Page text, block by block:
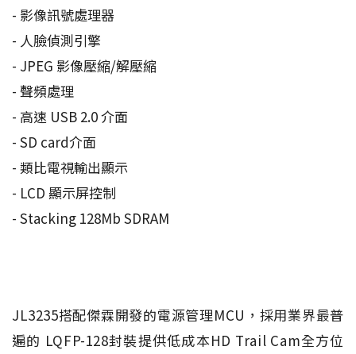
- 影像訊號處理器
- 人臉偵測引擎
- JPEG 影像壓縮/解壓縮
- 聲頻處理
- 高速 USB 2.0 介面
- SD card介面
- 類比電視輸出顯示
- LCD 顯示屏控制
- Stacking 128Mb SDRAM
JL3235搭配傑霖開發的電源管理MCU，採用業界最普
遍的 LQFP-128封裝提供低成本HD Trail Cam全方位